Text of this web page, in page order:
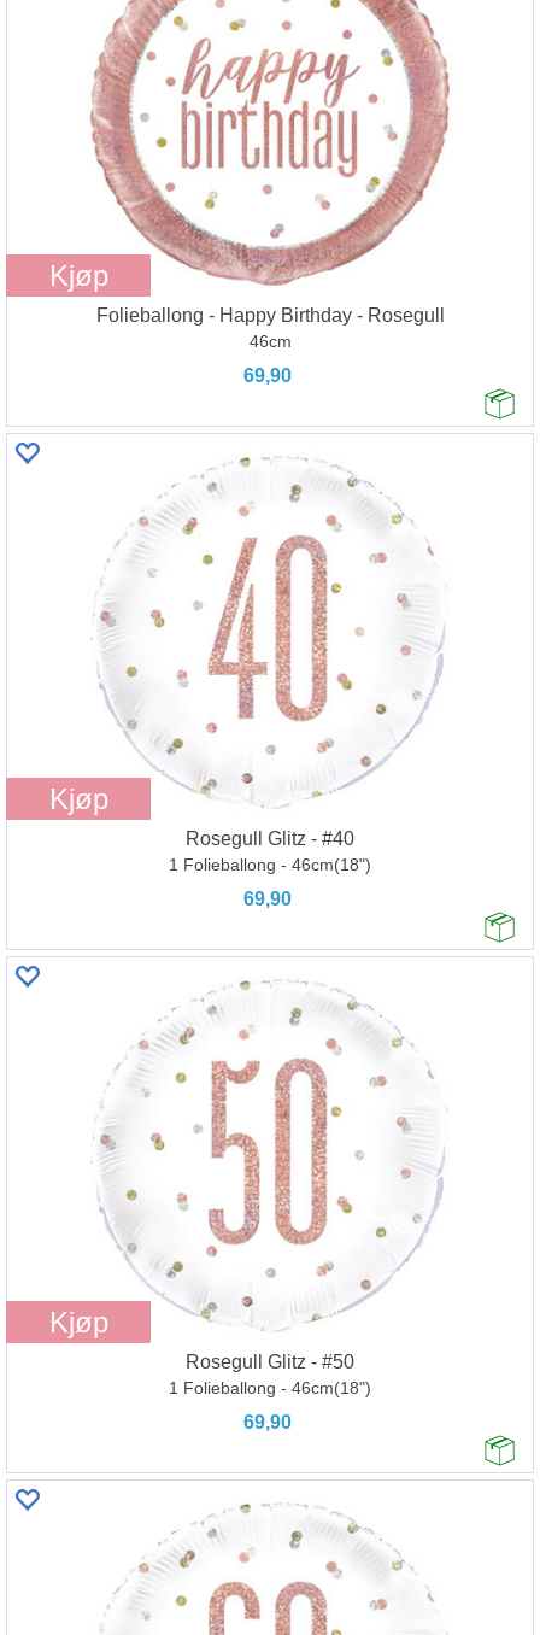
Kjøp
Folieballong - Happy Birthday - Rosegull
46cm
69,90
Kjøp
Rosegull Glitz - #40
1 Folieballong - 46cm(18")
69,90
Kjøp
Rosegull Glitz - #50
1 Folieballong - 46cm(18")
69,90